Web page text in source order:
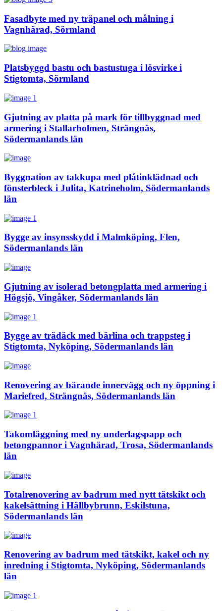
Fasadbyte med ny träpanel och målning i
Vagnhärad, Sörmland
Platsbyggd bastu och bastustuga i lösvirke i
Stigtomta, Sörmland
Gjutning av platta på mark för tillbyggnad med
armering i Stallarholmen, Strängnäs,
Södermanlands län
Byggnation av takkupa med plåtinklädnad och
fönsterbleck i Julita, Katrineholm, Södermanlands
län
Bygge av insynsskydd i Malmköping, Flen,
Södermanlands län
Gjutning av isolerad betongplatta med armering i
Högsjö, Vingåker, Södermanlands län
Bygge av trädäck med bärlina och trappsteg i
Stigtomta, Nyköping, Södermanlands län
Renovering av bärande innervägg och ny öppning i
Mariefred, Strängnäs, Södermanlands län
Takomläggning med ny underlagspapp och
betongpannor i Vagnhärad, Trosa, Södermanlands
län
Totalrenovering av badrum med nytt tätskikt och
kakelsättning i Hällbybrunn, Eskilstuna,
Södermanlands län
Renovering av badrum med tätskikt, kakel och ny
inredning i Stigtomta, Nyköping, Södermanlands
län